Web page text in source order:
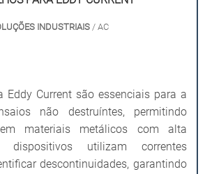
INDUSTRIAIS/ AC
Eddy Current são essenciais para a
não destruíntes, permitindo
materiais metálicos com alta
dispositivos utilizam correntes
descontinuidades, garantindo